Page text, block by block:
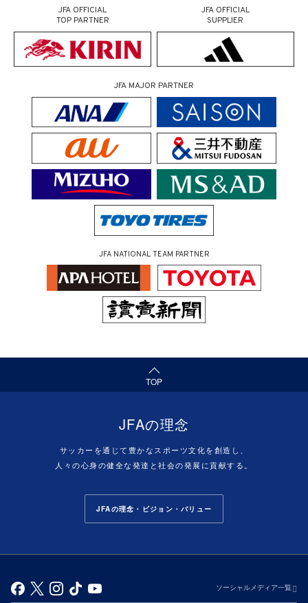
JFA OFFICIAL
TOP PARTNER
JFA OFFICIAL
SUPPLIER
JFA MAJOR PARTNER
JFA NATIONAL TEAM PARTNER
TOP
（ページの先頭へ）
JFAの理念
サッカーを通じて豊かなスポーツ文化を創造し、
人々の心身の健全な発達と社会の発展に貢献する。
JFAの理念・ビジョン・バリュー
ソーシャルメディア一覧